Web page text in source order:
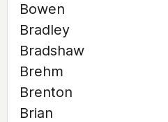
Bowen
Bradley
Bradshaw
Brehm
Brenton
Brian